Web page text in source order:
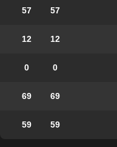
57
57
12
12
0
0
69
69
59
59